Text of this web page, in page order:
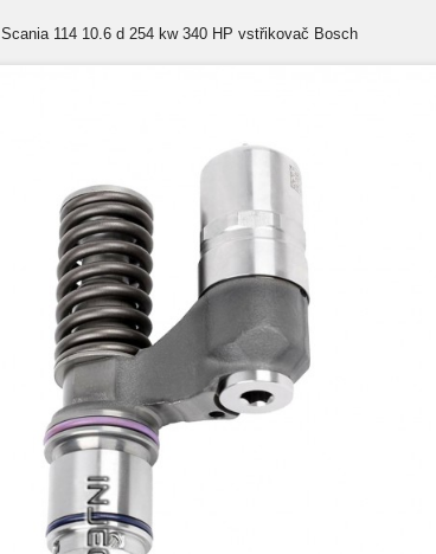
Scania 114 10.6 d 254 kw 340 HP vstřikovač Bosch